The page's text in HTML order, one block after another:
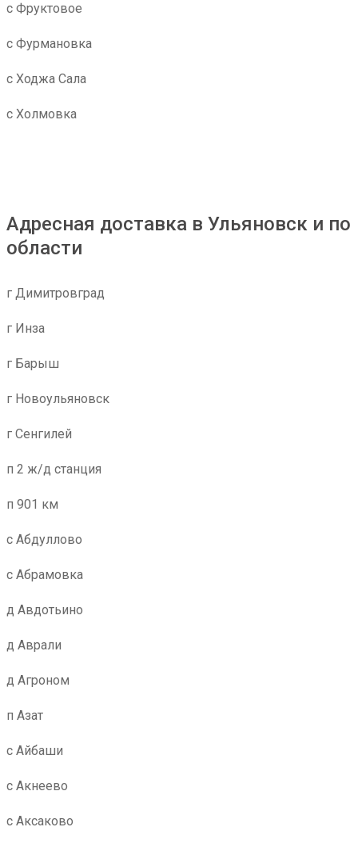
с Фруктовое
с Фурмановка
с Ходжа Сала
с Холмовка
Адресная доставка в Ульяновск и по
области
г Димитровград
г Инза
г Барыш
г Новоульяновск
г Сенгилей
п 2 ж/д станция
п 901 км
с Абдуллово
с Абрамовка
д Авдотьино
д Аврали
д Агроном
п Азат
с Айбаши
с Акнеево
с Аксаково